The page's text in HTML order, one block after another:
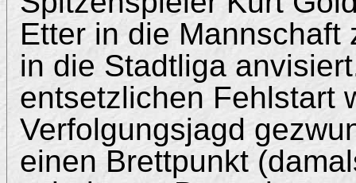
Etter in die Mannschaft
in die Stadtliga
entsetzlichen Fehlstart
Verfolgungsjagd
einen Brettpunkt